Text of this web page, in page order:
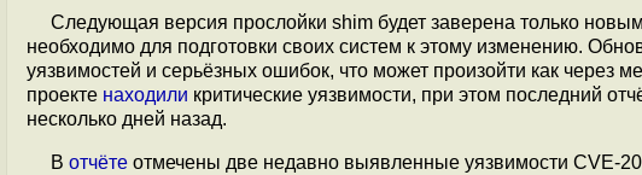
Следующая версия прослойки shim будет заверена только
необходимо для подготовки своих систем к этому изменению.
уязвимостей и серьёзных ошибок, что может произойти как через
проекте находили критические уязвимости, при этом последний
несколько дней назад.
В отчёте отмечены две недавно выявленные уязвимости CVE-